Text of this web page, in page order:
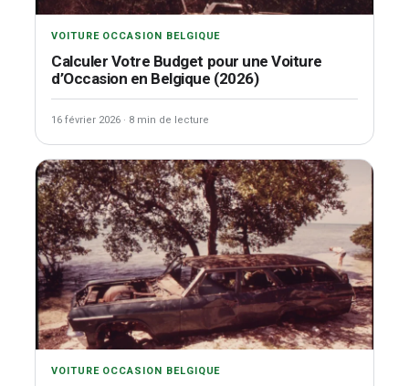
VOITURE OCCASION BELGIQUE
Calculer Votre Budget pour une Voiture
d’Occasion en Belgique (2026)
16 février 2026 · 8 min de lecture
VOITURE OCCASION BELGIQUE